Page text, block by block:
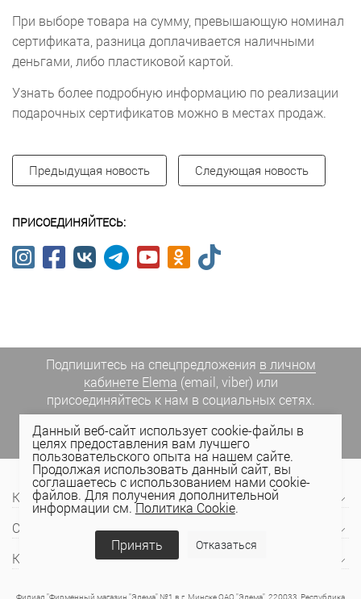
При выборе товара на сумму, превышающую номинал
сертификата, разница доплачивается наличными
деньгами, либо пластиковой картой.
Узнать более подробную информацию по реализации
подарочных сертификатов можно в местах продаж.
Предыдущая новость Следующая новость
ПРИСОЕДИНЯЙТЕСЬ:
Подпишитесь на спецпредложения в личном
кабинете Elema (email, viber) или
присоединяйтесь к нам в социальных сетях.
Компания
Сервис и поддержка
Контакты
Филиал "Фирменный магазин "Элема" №1 в г. Минске ОАО "Элема", 220033, Республика
Данный веб-сайт использует cookie-файлы в
целях предоставления вам лучшего
пользовательского опыта на нашем сайте.
Продолжая использовать данный сайт, вы
соглашаетесь с использованием нами cookie-
файлов. Для получения дополнительной
информации см.Политика Cookie.
Принять Отказаться